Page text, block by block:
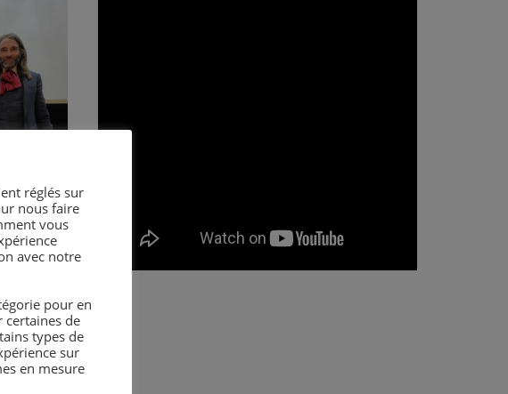
réglés sur
nous faire
vous
avec notre
pour en
certaines de
types de
sur
en mesure